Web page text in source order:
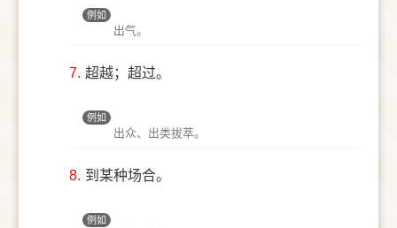
例如
出气。
7. 超越；超过。
例如
出众、出类拔萃。
8. 到某种场合。
例如